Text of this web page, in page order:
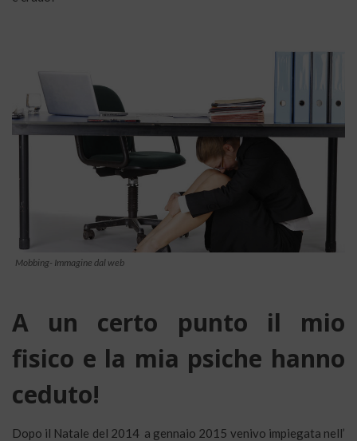
Mobbing- Immagine dal web
A un certo punto il mio
fisico e la mia psiche hanno
ceduto!
Dopo il Natale del 2014 a gennaio 2015 venivo impiegata nell’